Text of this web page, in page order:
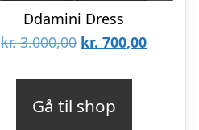
Ddamini Dress
kr.3.000,00 Den
var:
kr. 700,00Den
Gå til shop